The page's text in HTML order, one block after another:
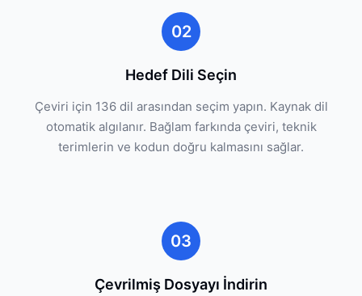
02
Hedef Dili Seçin
Çeviri için 136 dil arasından seçim yapın. Kaynak dil
otomatik algılanır. Bağlam farkında çeviri, teknik
terimlerin ve kodun doğru kalmasını sağlar.
03
Çevrilmiş Dosyayı İndirin